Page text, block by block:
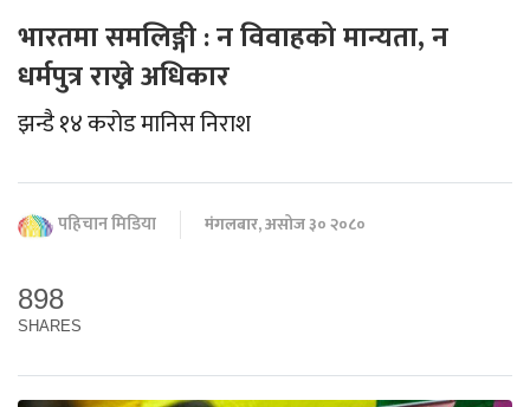
भारतमा समलिङ्गी : न विवाहको मान्यता, न
धर्मपुत्र राख्ने अधिकार
झन्डै १४ करोड मानिस निराश
पहिचान मिडिया मंगलबार, असोज ३० २०८०
898
SHARES